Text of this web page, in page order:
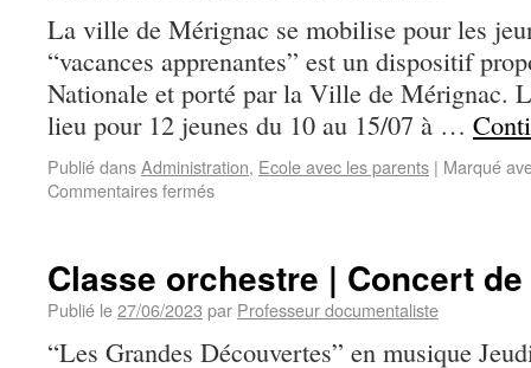
La ville de Mérignac se mobilise pour les
“vacances apprenantes” est un dispositif
Nationale et porté par la Ville de Mérignac.
lieu pour 12 jeunes du 10 au 15/07 à …
Publié dansAdministration, Ecole avec les parents | Marqué
Commentaires fermés
Classe orchestre | Concert de
Publié le27/06/2023 par Professeur documentaliste
“Les Grandes Découvertes” en musique